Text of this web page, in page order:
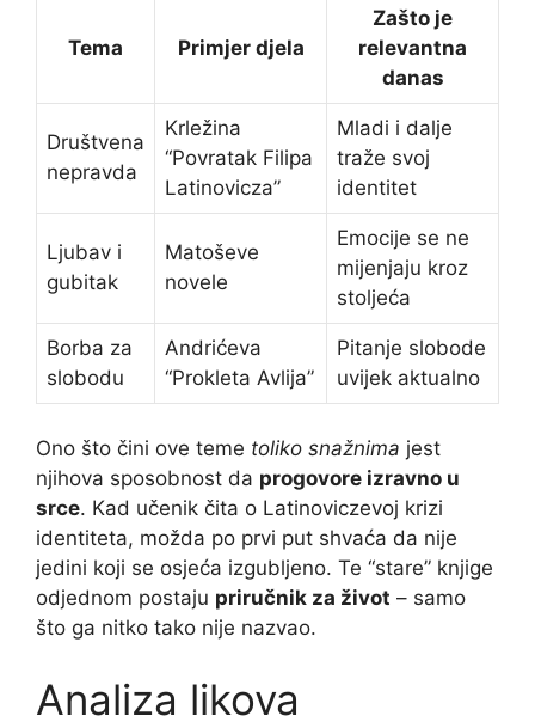
Tema Primjer djela
Zašto je
relevantna
danas
Društvena
nepravda
Krležina
“Povratak Filipa
Latinovicza”
Mladi i dalje
traže svoj
identitet
Ljubav i
gubitak
Matoševe
novele
Emocije se ne
mijenjaju kroz
stoljeća
Borba za
slobodu
Andrićeva
“Prokleta Avlija”
Pitanje slobode
uvijek aktualno
Ono što čini ove teme toliko snažnima jest
njihova sposobnost da progovore izravno u
srce. Kad učenik čita o Latinoviczevoj krizi
identiteta, možda po prvi put shvaća da nije
jedini koji se osjeća izgubljeno. Te “stare” knjige
odjednom postaju priručnik za život – samo
što ga nitko tako nije nazvao.
Analiza likova